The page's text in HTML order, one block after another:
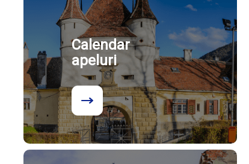
Calendar
apeluri